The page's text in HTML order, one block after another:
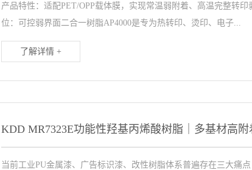
产品特性：适配PET/OPP载体膜，实现常温弱附着、高温完整转
位：可控弱界面二合一树脂AP4000是专为热转印、烫印、电子...
了解详情 +
当前工业PU金属漆、广告标识漆、改性树脂体系普遍存在三大痛